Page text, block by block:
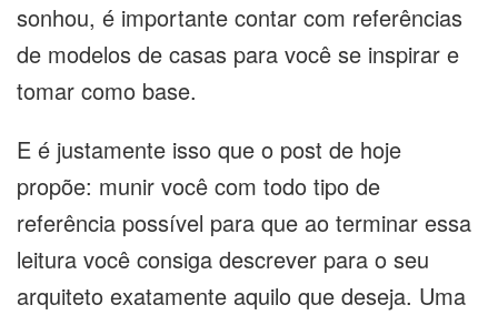
sonhou, é importante contar com referências
de modelos de casas para você se inspirar e
tomar como base.
E é justamente isso que o post de hoje
propõe: munir você com todo tipo de
referência possível para que ao terminar essa
leitura você consiga descrever para o seu
arquiteto exatamente aquilo que deseja. Uma